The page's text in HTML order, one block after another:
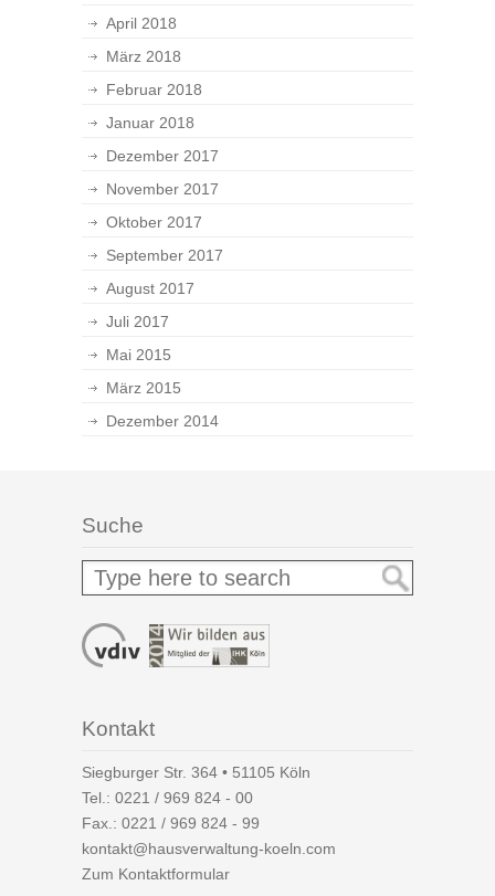
April 2018
März 2018
Februar 2018
Januar 2018
Dezember 2017
November 2017
Oktober 2017
September 2017
August 2017
Juli 2017
Mai 2015
März 2015
Dezember 2014
Suche
Kontakt
Siegburger Str. 364 • 51105 Köln
Tel.: 0221 / 969 824 - 00
Fax.: 0221 / 969 824 - 99
kontakt@hausverwaltung-koeln.com
Zum Kontaktformular